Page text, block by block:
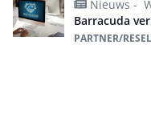
Nieuws -
Barracuda
PARTNER/